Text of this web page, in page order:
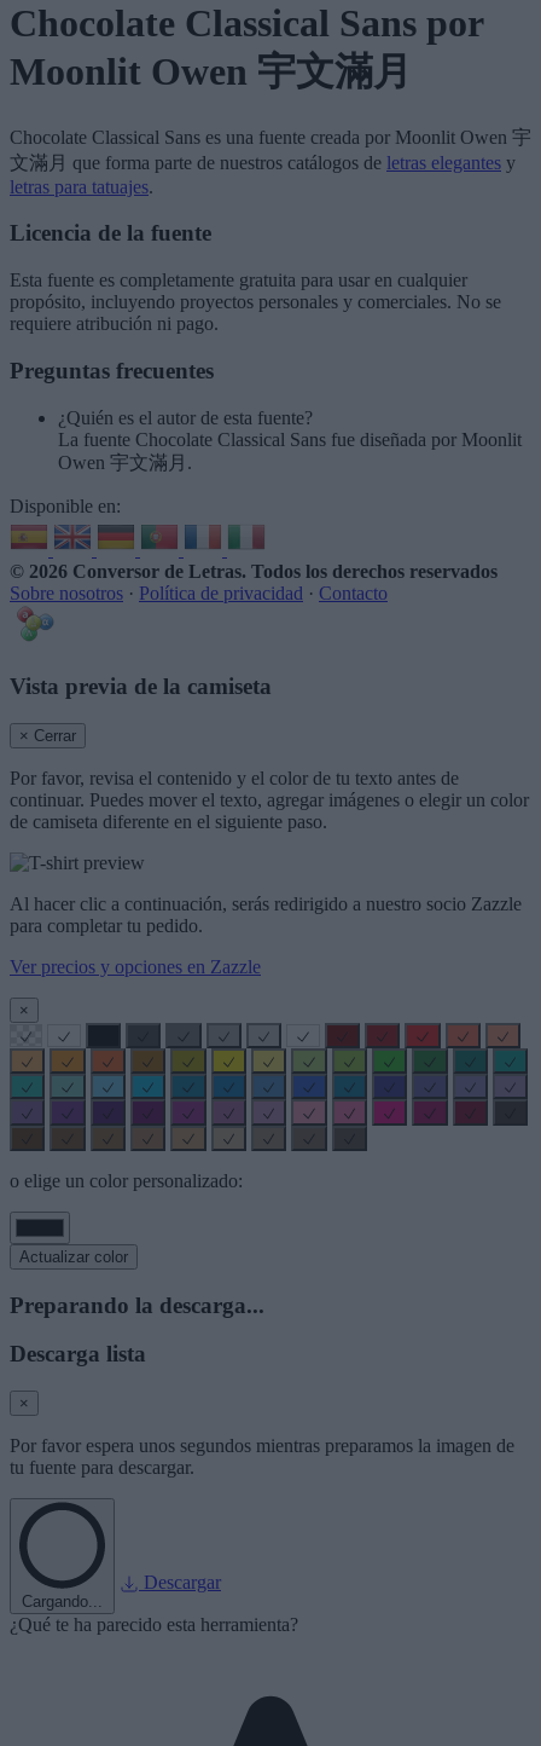
Chocolate Classical Sans por
Moonlit Owen 宇文滿月
Chocolate Classical Sans es una fuente creada por Moonlit Owen 宇
文滿月 que forma parte de nuestros catálogos de letras elegantes y
letras para tatuajes.
Licencia de la fuente
Esta fuente es completamente gratuita para usar en cualquier
propósito, incluyendo proyectos personales y comerciales. No se
requiere atribución ni pago.
Preguntas frecuentes
¿Quién es el autor de esta fuente?
La fuente Chocolate Classical Sans fue diseñada por Moonlit
Owen 宇文滿月.
Disponible en:
© 2026 Conversor de Letras. Todos los derechos reservados
Sobre nosotros · Política de privacidad · Contacto
Vista previa de la camiseta
× Cerrar
Por favor, revisa el contenido y el color de tu texto antes de
continuar. Puedes mover el texto, agregar imágenes o elegir un color
de camiseta diferente en el siguiente paso.
Al hacer clic a continuación, serás redirigido a nuestro socio Zazzle
para completar tu pedido.
Ver precios y opciones en Zazzle
×
o elige un color personalizado:
Actualizar color
Preparando la descarga...
Descarga lista
×
Por favor espera unos segundos mientras preparamos la imagen de
tu fuente para descargar.
Cargando...
Descargar
¿Qué te ha parecido esta herramienta?